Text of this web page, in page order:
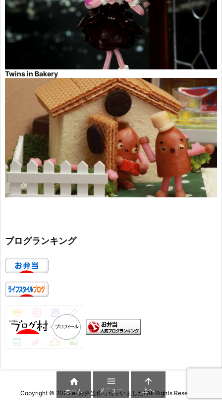
Twins in Bakery
ブログランキング
Copyright © 2026 e-お弁当作っちゃいました!All Rights Reserved.

ホーム

メニュー

上へ